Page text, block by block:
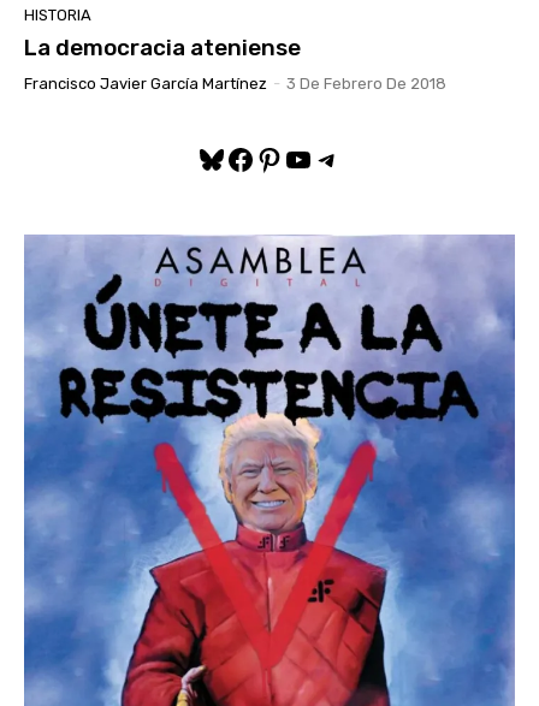
HISTORIA
La democracia ateniense
Francisco Javier García Martínez - 3 De Febrero De 2018
Bluesky
Facebook
Pinterest
YouTube
Telegram